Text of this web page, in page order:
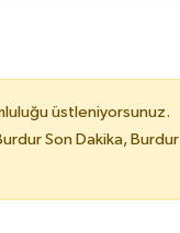
üstleniyorsunuz.
Son Dakika, Burdur